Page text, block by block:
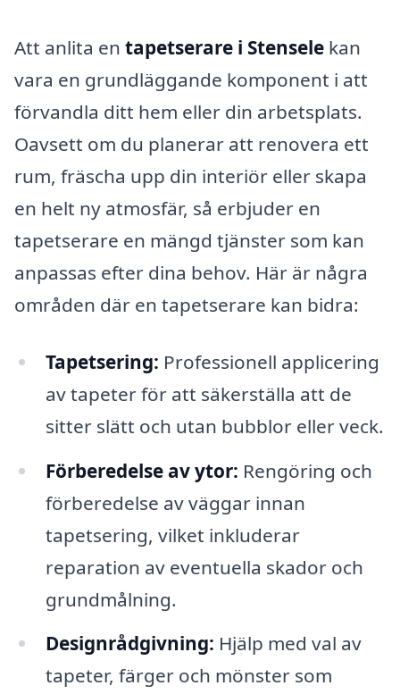
Att anlita en tapetserare i Stensele kan
vara en grundläggande komponent i att
förvandla ditt hem eller din arbetsplats.
Oavsett om du planerar att renovera ett
rum, fräscha upp din interiör eller skapa
en helt ny atmosfär, så erbjuder en
tapetserare en mängd tjänster som kan
anpassas efter dina behov. Här är några
områden där en tapetserare kan bidra:
Tapetsering: Professionell applicering
av tapeter för att säkerställa att de
sitter slätt och utan bubblor eller veck.
Förberedelse av ytor: Rengöring och
förberedelse av väggar innan
tapetsering, vilket inkluderar
reparation av eventuella skador och
grundmålning.
Designrådgivning: Hjälp med val av
tapeter, färger och mönster som